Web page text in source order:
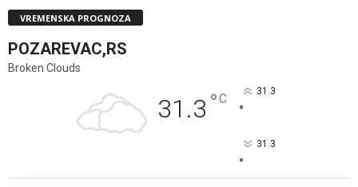
VREMENSKA PROGNOZA
POZAREVAC,RS
Broken Clouds
31.3 °C 31.3
°
31.3
°